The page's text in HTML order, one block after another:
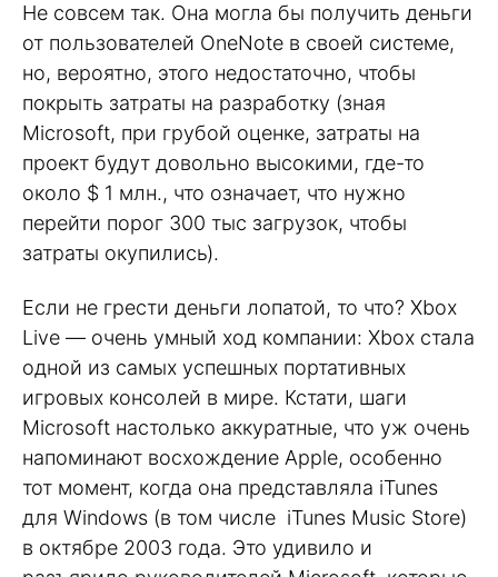
Не совсем так. Она могла бы получить деньги
от пользователей OneNote в своей системе,
но, вероятно, этого недостаточно, чтобы
покрыть затраты на разработку (зная
Microsoft, при грубой оценке, затраты на
проект будут довольно высокими, где-то
около $ 1 млн., что означает, что нужно
перейти порог 300 тыс загрузок, чтобы
затраты окупились).
Если не грести деньги лопатой, то что? Xbox
Live — очень умный ход компании: Xbox стала
одной из самых успешных портативных
игровых консолей в мире. Кстати, шаги
Microsoft настолько аккуратные, что уж очень
напоминают восхождение Apple, особенно
тот момент, когда она представляла iTunes
для Windows (в том числе iTunes Music Store)
в октябре 2003 года. Это удивило и